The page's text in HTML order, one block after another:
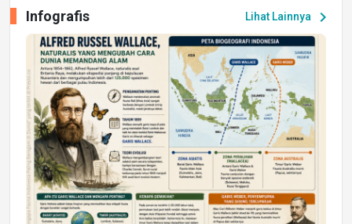
Peluang Kerja dan Magang
Jumat, 17 Jul 2026 22:30
DAERAH
Astra Motor Kalimantan Timur 2 Dukung
Mahasiswa Samarinda dalam Astra
Honda SDGs Future Leaders 2026
Jumat, 10 Jul 2026 19:01
Lihat Lainnya chevron_right
Infografis